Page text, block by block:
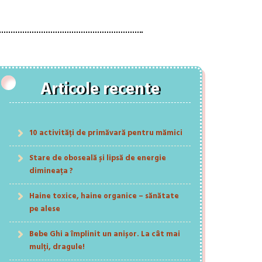
Articole recente
10 activități de primăvară pentru mămici
Stare de oboseală și lipsă de energie
dimineața ?
Haine toxice, haine organice – sănătate
pe alese
Bebe Ghi a împlinit un anișor. La cât mai
mulți, dragule!